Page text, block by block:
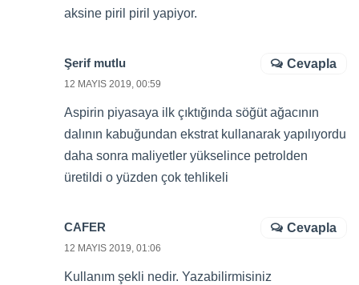
aksine piril piril yapiyor.
Şerif mutlu
12 MAYIS 2019, 00:59
Aspirin piyasaya ilk çıktığında söğüt ağacının
dalının kabuğundan ekstrat kullanarak yapılıyordu
daha sonra maliyetler yükselince petrolden
üretildi o yüzden çok tehlikeli
Cevapla
CAFER
12 MAYIS 2019, 01:06
Kullanım şekli nedir. Yazabilirmisiniz
Cevapla